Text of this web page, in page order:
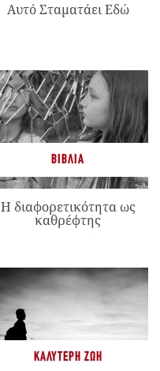
Αυτό Σταματάει Εδώ
ΒΙΒΛΊΑ
Η διαφορετικότητα ως
καθρέφτης
ΚΑΛΎΤΕΡΗ ΖΩΉ